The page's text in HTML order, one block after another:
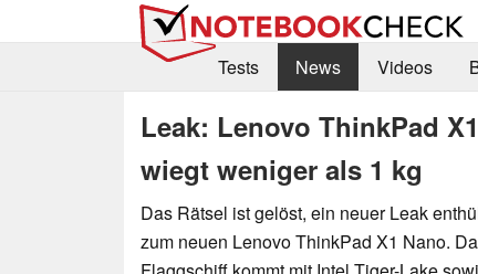
Tests
News Videos
Leak: Lenovo ThinkPad
wiegt weniger als 1 kg
Das Rätsel ist gelöst, ein neuer Leak
zum neuen Lenovo ThinkPad X1 Nano.